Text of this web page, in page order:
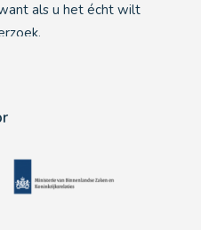
als u het écht wilt